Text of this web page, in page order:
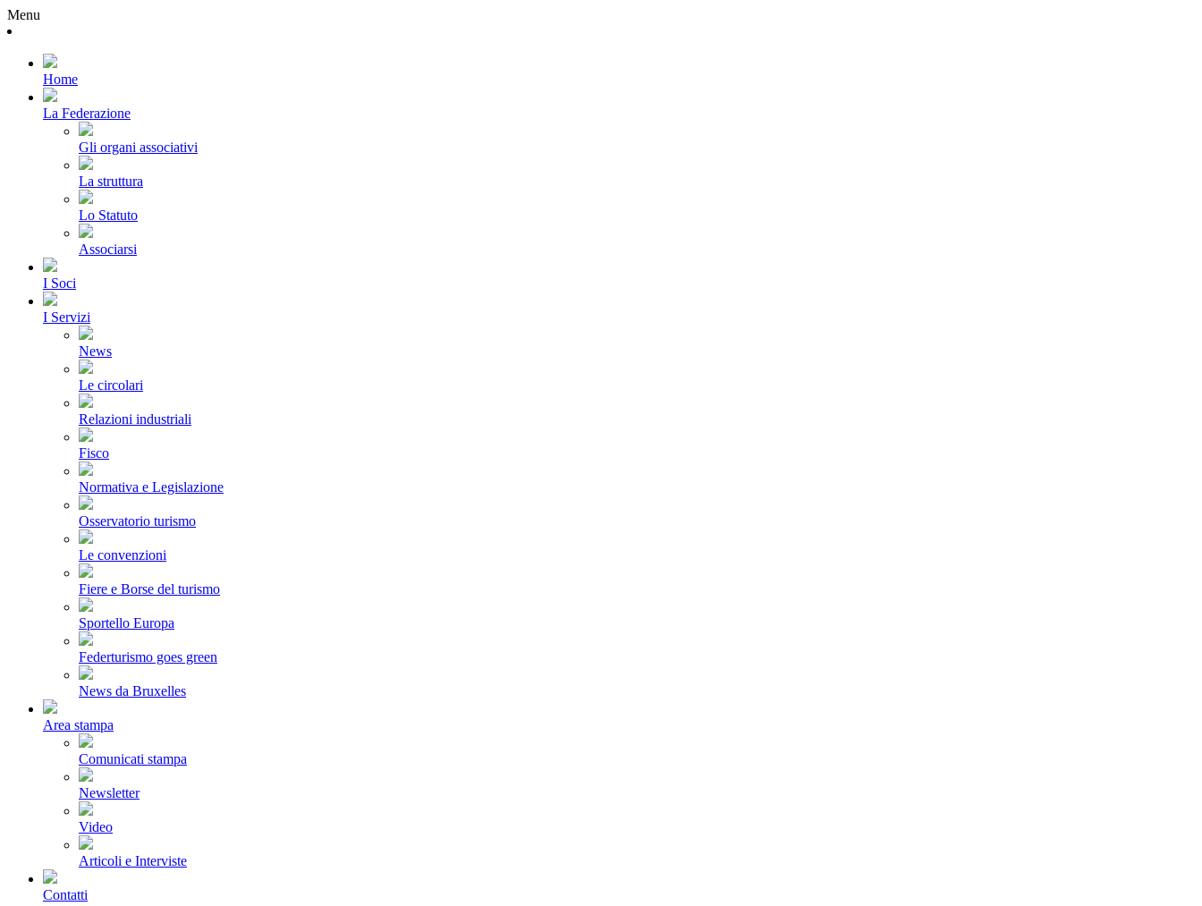
Menu
Home
La Federazione
Gli organi associativi
La struttura
Lo Statuto
Associarsi
I Soci
I Servizi
News
Le circolari
Relazioni industriali
Fisco
Normativa e Legislazione
Osservatorio turismo
Le convenzioni
Fiere e Borse del turismo
Sportello Europa
Federturismo goes green
News da Bruxelles
Area stampa
Comunicati stampa
Newsletter
Video
Articoli e Interviste
Contatti